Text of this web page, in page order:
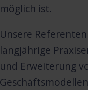
möglich ist.
Unsere
langjährige
und Erweiterung